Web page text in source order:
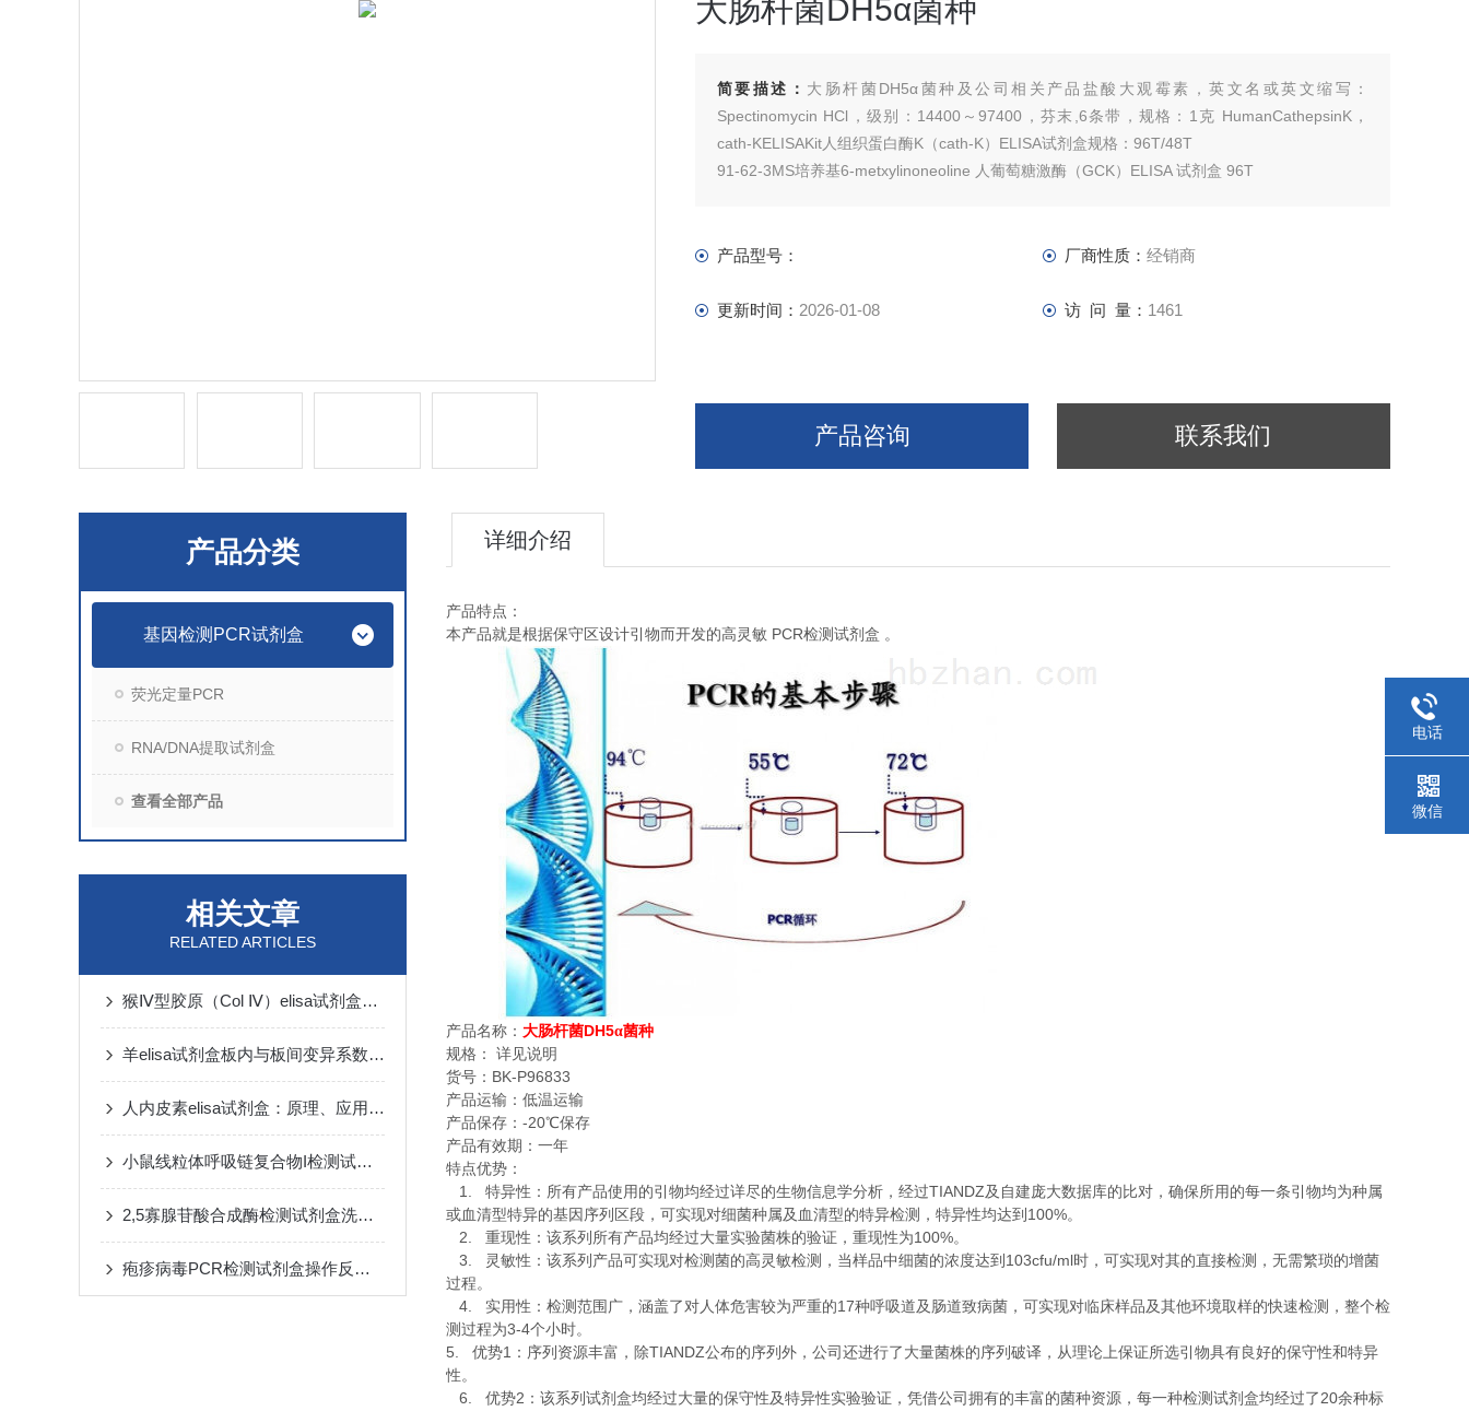
大肠杆菌DH5α菌种
简要描述： 大肠杆菌DH5α菌种及公司相关产品盐酸大观霉素，英文名或英文缩写：
Spectinomycin HCl，级别：14400～97400，芬末,6条带，规格：1克 HumanCathepsinK，
cath-KELISAKit人组织蛋白酶K（cath-K）ELISA试剂盒规格：96T/48T
91-62-3MS培养基6-metxylinoneoline 人葡萄糖激酶（GCK）ELISA 试剂盒 96T
产品型号： 厂商性质： 经销商
更新时间： 2026-01-08 访 问 量： 1461
产品咨询 联系我们
产品分类
基因检测PCR试剂盒
荧光定量PCR
RNA/DNA提取试剂盒
查看全部产品
相关文章
RELATED ARTICLES
猴Ⅳ型胶原（Col Ⅳ）elisa试剂盒操作步骤
羊elisa试剂盒板内与板间变异系数控制技巧
人内皮素elisa试剂盒：原理、应用与性能解析
小鼠线粒体呼吸链复合物I检测试剂盒双抗体夹心法
2,5寡腺苷酸合成酶检测试剂盒​洗涤方法
疱疹病毒PCR检测试剂盒操作反应五要素
详细介绍
产品特点：
本产品就是根据保守区设计引物而开发的高灵敏 PCR检测试剂盒 。
产品名称： 大肠杆菌DH5α菌种
规格：
详见说明
货号： BK-P96833
产品运输：低温运输
产品保存： -20℃保存
产品有效期：一年
特点优势：
1. 特异性：所有产品使用的引物均经过详尽的生物信息学分析，经过TIANDZ及自建庞大数据库的比对，确保所用的每一条引物均为种属
或血清型特异的基因序列区段，可实现对细菌种属及血清型的特异检测，特异性均达到 100%。
2. 重现性：该系列所有产品均经过大量实验菌株的验证，重现性为100%。
3. 灵敏性：该系列产品可实现对检测菌的高灵敏检测，当样品中细菌的浓度达到 103cfu/ml时，可实现对其的直接检测，无需繁琐的增菌
过程。
4. 实用性：检测范围广，涵盖了对人体危害较为严重的17种呼吸道及肠道致病菌，可实现对临床样品及其他环境取样的快速检测，整个检
测过程为3-4个小时。
5. 优势1 ：序列资源丰富，除TIANDZ公布的序列外，公司还进行了大量菌株的序列破译，从理论上保证所选引物具有良好的保守性和特异
性。
6. 优势2 ：该系列试剂盒均经过大量的保守性及特异性实验验证，凭借公司拥有的丰富的菌种资源，每一种检测试剂盒均经过了 20余种标
电话
微信